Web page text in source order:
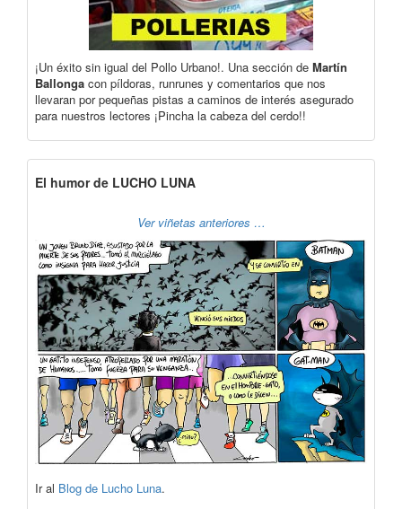
¡Un éxito sin igual del Pollo Urbano!. Una sección de Martín
Ballonga con píldoras, runrunes y comentarios que nos
llevaran por pequeñas pistas a caminos de interés asegurado
para nuestros lectores ¡Pincha la cabeza del cerdo!!
El humor de LUCHO LUNA
Ver viñetas anteriores …
Ir al Blog de Lucho Luna.